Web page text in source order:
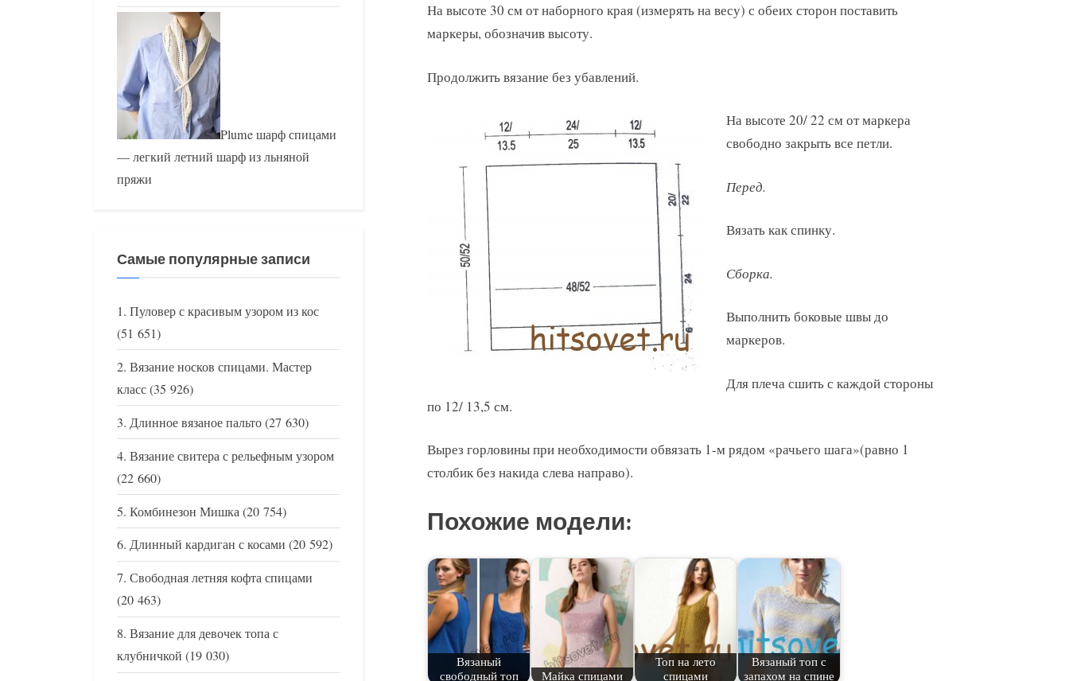
На высоте 30 см от наборного края (измерять на весу) с обеих сторон поставить
маркеры, обозначив высоту.
Продолжить вязание без убавлений.
На высоте 20/ 22 см от маркера
свободно закрыть все петли.
Перед.
Вязать как спинку.
Сборка.
Выполнить боковые швы до
маркеров.
Для плеча сшить с каждой стороны
по 12/ 13,5 см.
Вырез горловины при необходимости обвязать 1-м рядом «рачьего шага»(равно 1
столбик без накида слева направо).
Похожие модели:
Вязаный
свободный топ
Майка спицами
Топ на лето
спицами
Вязаный топ с
запахом на спине
Plume шарф спицами
— легкий летний шарф из льняной
пряжи
Самые популярные записи
Пуловер с красивым узором из кос
(51 651)
Вязание носков спицами. Мастер
класс(35 926)
Длинное вязаное пальто(27 630)
Вязание свитера с рельефным узором
(22 660)
Комбинезон Мишка(20 754)
Длинный кардиган с косами (20 592)
Свободная летняя кофта спицами
(20 463)
Вязание для девочек топа с
клубничкой (19 030)